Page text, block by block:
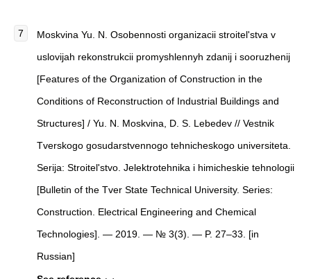
Moskvina Yu. N. Osobennosti organizacii stroitel'stva v
uslovijah rekonstrukcii promyshlennyh zdanij i sooruzhenij
[Features of the Organization of Construction in the
Conditions of Reconstruction of Industrial Buildings and
Structures] / Yu. N. Moskvina, D. S. Lebedev // Vestnik
Tverskogo gosudarstvennogo tehnicheskogo universiteta.
Serija: Stroitel'stvo. Jelektrotehnika i himicheskie tehnologii
[Bulletin of the Tver State Technical University. Series:
Construction. Electrical Engineering and Chemical
Technologies]. — 2019. — № 3(3). — P. 27–33. [in
Russian]